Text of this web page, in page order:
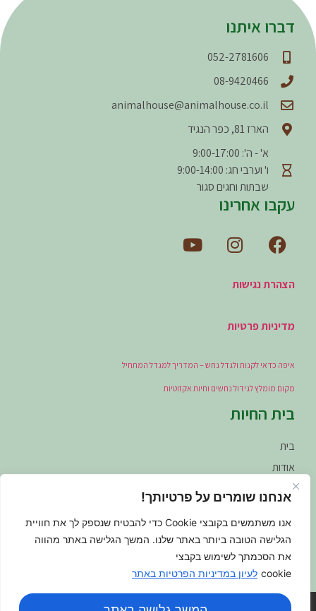
אנחנו שומרים על פרטיותך!
אנו משתמשים בקובצי Cookie כדי להבטיח שנספק לך את חוויית
הגלישה הטובה ביותר באתר שלנו. המשך הגלישה באתר מהווה
את הסכמתך לשימוש בקבצי
cookie לעיון במדיניות הפרטיות באתר
דברו איתנו
052-2781606
08-9420466
animalhouse@animalhouse.co.il
הארז 81, כפר הנגיד
א' - ה': 9:00-17:00
ו' וערבי חג: 9:00-14:00
שבתות וחגים סגור
עקבו אחרינו
הצהרת נגישות
מדיניות פרטיות
איפה כדאי לקנות ולגדל נחש – המדריך למגדל המתחיל
מקום מומלץ לגידול נחשים וחיות אקזוטיות
בית החיות
בית
אודות
הקמת פינות חי (מרחבים זואולוגיים)
ציוד ומזון
מדיניות משלוחים
צור קשר